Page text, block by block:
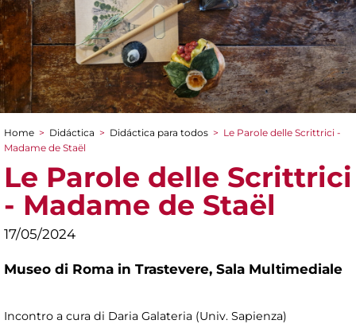
You are here
Home > Didáctica > Didáctica para todos > Le Parole delle Scrittrici -
Madame de Staël
Le Parole delle Scrittrici
- Madame de Staël
17/05/2024
Museo di Roma in Trastevere, Sala Multimediale
Incontro a cura di Daria Galateria (Univ. Sapienza)